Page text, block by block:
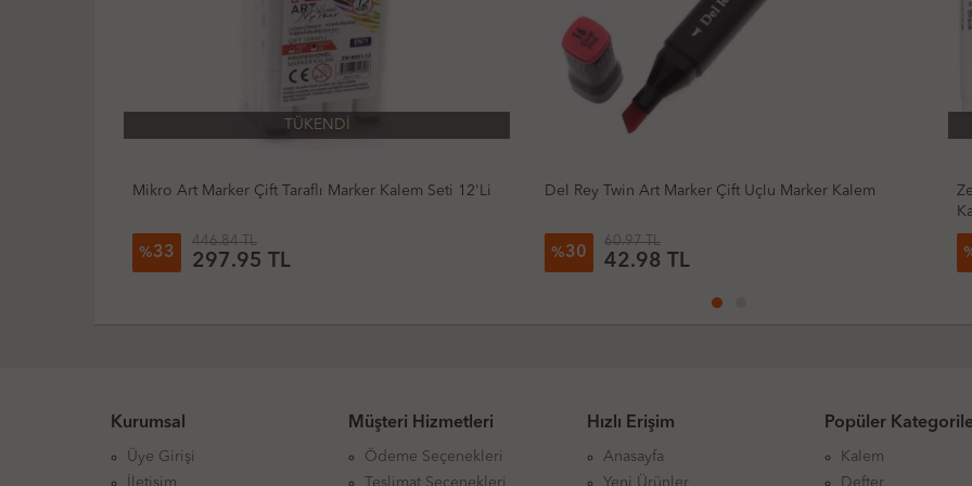
Del Rey Twin Art Marker Çift Uçlu Marker Kalem
% 30
60.97 TL
42.98 TL
Zebra Mildliner Brush Pen Fırça Uçlu Çift Taraflı
% 49
37.03 TL
18.82 TL
Kurumsal
Üye Girişi
Müşteri Hizmetleri
Ödeme Seçenekleri
Hızlı Erişim
Anasayfa
Popüler
Kalem